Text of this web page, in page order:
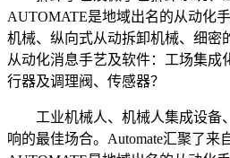
AUTOMATE是地域出名的从动化
机械、纵向式从动拆卸机械、细密
从动化消息手艺及软件：工场集
行器及调理阀、传感器？
工业机械人、机械人集成设备、
响的最佳场合。Automate汇聚了